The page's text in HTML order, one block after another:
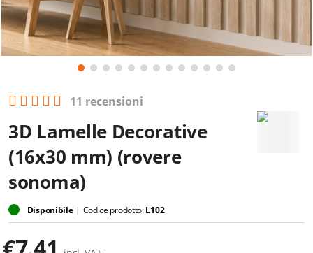
11 recensioni
3D Lamelle Decorative
(16x30 mm) (rovere
sonoma)
Disponibile | Codice prodotto:L102